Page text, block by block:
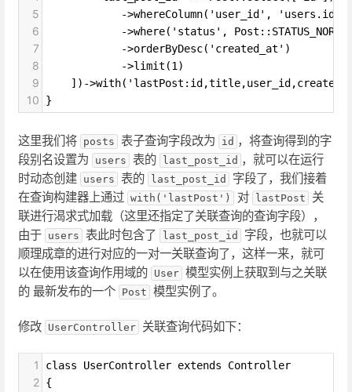
5
            ->whereColumn('user_id', 'users.id')
6
->where('status',
7
            ->orderByDesc('created_at')
8
            ->limit(1)
9
])-
10 }
这里我们将 posts 表子查询字段改为 id ，将查询得到的字
段别名设置为
users 表的 last_post_id ，就可以在运行
时动态创建 users 表的 last_post_id
字段了，我们接着
在查询构建器上通过 with('lastPost') 对 lastPost
关
联进行渴求式加载（这里还指定了关联查询的查询字段），
由于 users 表此时包含了 last_post_id
字段，也就可以
顺理成章的进行对应的一对一关联查询了，这样一来，就可
以在使用该查询作用域的 User 模型实例上获取到与之关联
的 最新发布的一个 Post 模型实例了。
修改 UserController 关联查询代码如下：
1 class UserController extends Controller
2 {